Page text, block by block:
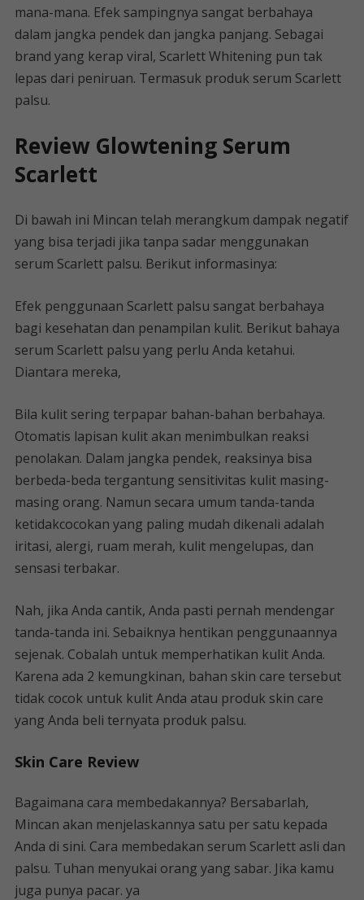
mana-mana. Efek sampingnya sangat berbahaya
dalam jangka pendek dan jangka panjang. Sebagai
brand yang kerap viral, Scarlett Whitening pun tak
lepas dari peniruan. Termasuk produk serum Scarlett
palsu.
Review Glowtening Serum
Scarlett
Di bawah ini Mincan telah merangkum dampak negatif
yang bisa terjadi jika tanpa sadar menggunakan
serum Scarlett palsu. Berikut informasinya:
Efek penggunaan Scarlett palsu sangat berbahaya
bagi kesehatan dan penampilan kulit. Berikut bahaya
serum Scarlett palsu yang perlu Anda ketahui.
Diantara mereka,
Bila kulit sering terpapar bahan-bahan berbahaya.
Otomatis lapisan kulit akan menimbulkan reaksi
penolakan. Dalam jangka pendek, reaksinya bisa
berbeda-beda tergantung sensitivitas kulit masing-
masing orang. Namun secara umum tanda-tanda
ketidakcocokan yang paling mudah dikenali adalah
iritasi, alergi, ruam merah, kulit mengelupas, dan
sensasi terbakar.
Nah, jika Anda cantik, Anda pasti pernah mendengar
tanda-tanda ini. Sebaiknya hentikan penggunaannya
sejenak. Cobalah untuk memperhatikan kulit Anda.
Karena ada 2 kemungkinan, bahan skin care tersebut
tidak cocok untuk kulit Anda atau produk skin care
yang Anda beli ternyata produk palsu.
Skin Care Review
Bagaimana cara membedakannya? Bersabarlah,
Mincan akan menjelaskannya satu per satu kepada
Anda di sini. Cara membedakan serum Scarlett asli dan
palsu. Tuhan menyukai orang yang sabar. Jika kamu
juga punya pacar. ya